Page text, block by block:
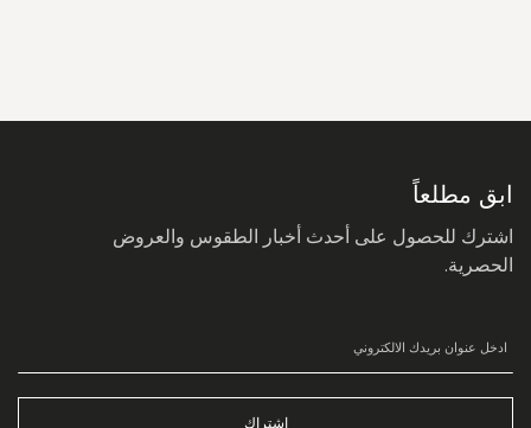
ابق مطلعاً
اشترك للحصول على أحدث أخبار الطقوس والعروض
الحصرية.
اشتراك